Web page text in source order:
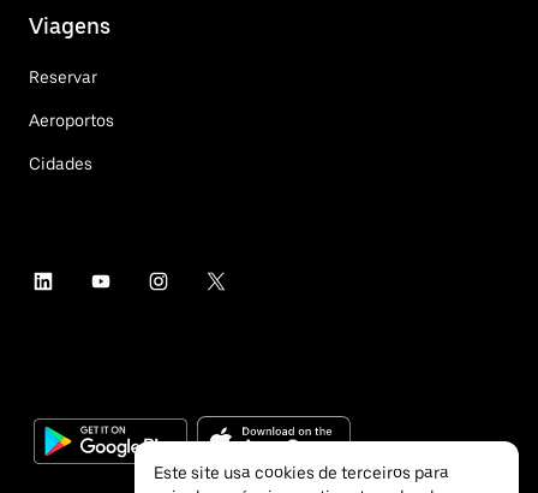
Viagens
Reservar
Aeroportos
Cidades
Este site usa cookies de terceiros para